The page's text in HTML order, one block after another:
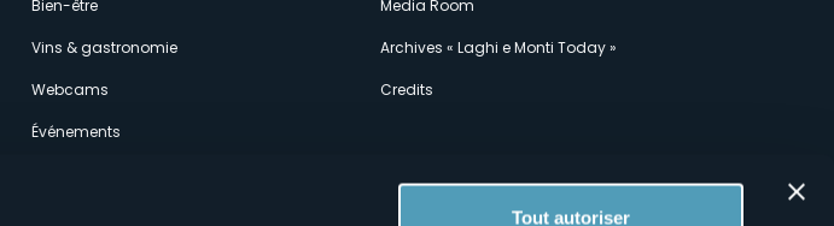
Tout autoriser
Bien-être
Vins & gastronomie
Webcams
Événements
Media Room
Archives « Laghi e Monti Today »
Credits